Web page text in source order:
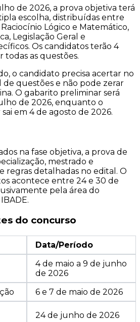
de 2026, a prova objetiva terá
escolha, distribuídas entre
Lógico e Matemático,
Legislação Geral e
Os candidatos terão 4
todas as questões.
o candidato precisa acertar no
questões e não pode zerar
O gabarito preliminar será
de 2026, enquanto o
em 4 de agosto de 2026.
na fase objetiva, a prova de
mestrado e
regras detalhadas no edital. O
acontece entre 24 e 30 de
pela área do
do concurso
Data/Período
4 de maio a 9 de junho
de 2026
6 e 7 de maio de 2026
24 de junho de 2026